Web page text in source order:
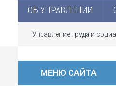
ОБ УПРАВЛЕНИИ
Управление труда и
МЕНЮ САЙТА